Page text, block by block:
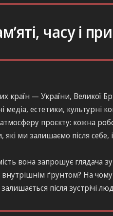
часу і
країн — України, Великої
медіа, естетики, культурні
проєкту: кожна
ми залишаємо після
вона запрошує глядача
ґрунтом? На чому
після зустрічі